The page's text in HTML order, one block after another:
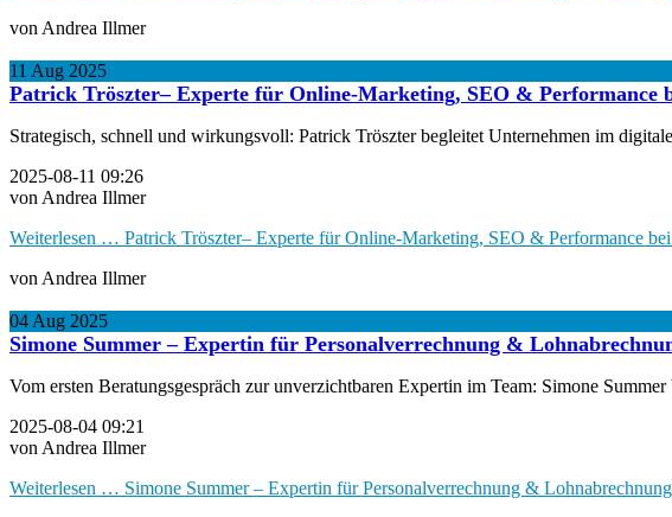
von Andrea Illmer
11 Aug 2025
Patrick Tröszter– Experte für Online-Marketing, SEO & Performance
Strategisch, schnell und wirkungsvoll: Patrick Tröszter begleitet Unternehmen im
2025-08-11 09:26
von Andrea Illmer
Weiterlesen … Patrick Tröszter– Experte für Online-Marketing, SEO & Performance
von Andrea Illmer
04 Aug 2025
Simone Summer – Expertin für Personalverrechnung &
Vom ersten Beratungsgespräch zur unverzichtbaren Expertin im Team: Simone
2025-08-04 09:21
von Andrea Illmer
Weiterlesen … Simone Summer – Expertin für Personalverrechnung &